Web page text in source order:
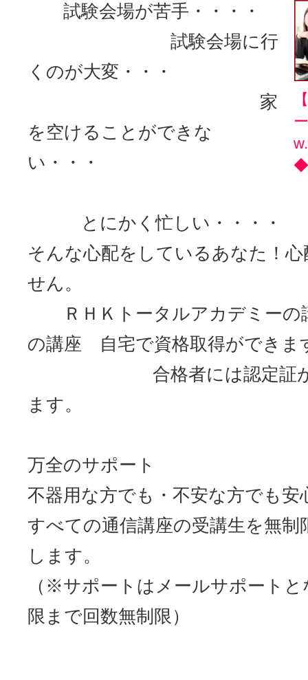
◆
試験会場が苦手・・・・
試験会場に行
くのが大変・・・
家
を空けることができな
い・・・
とにかく忙しい・・・・
そんな心配をしているあなた！
せん。
ＲＨＫトータルアカデミー
の講座 自宅で資格取得ができま
合格者には認定証が自
ます。
万全のサポート
不器用な方でも・不安な方でも安
すべての通信講座の受講生を無制
します。
（※サポートはメールサポート
限まで回数無制限）